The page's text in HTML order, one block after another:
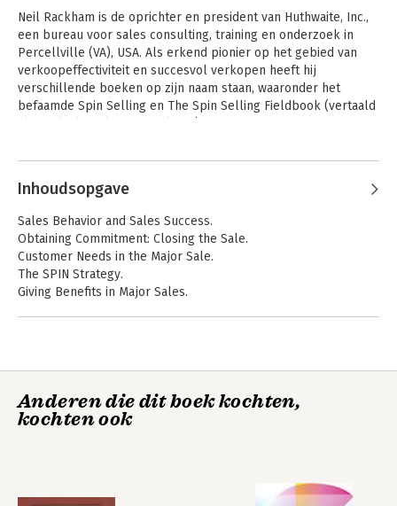
Neil Rackham is de oprichter en president van Huthwaite, Inc.,
een bureau voor sales consulting, training en onderzoek in
Percellville (VA), USA. Als erkend pionier op het gebied van
verkoopeffectiviteit en succesvol verkopen heeft hij
verschillende boeken op zijn naam staan, waaronder het
befaamde Spin Selling en The Spin Selling Fieldbook (vertaald
Andere boeken door Neil Rackham
verkooptechniek
Inhoudsopgave
Sales Behavior and Sales Success.
Obtaining Commitment: Closing the Sale.
Customer Needs in the Major Sale.
The SPIN Strategy.
Giving Benefits in Major Sales.
Anderen die dit boek kochten,
kochten ook